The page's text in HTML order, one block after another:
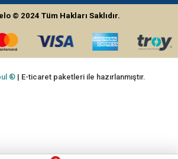
© 2024Tüm Hakları Saklıdır.
® | E-ticaret paketleri ile hazırlanmıştır.